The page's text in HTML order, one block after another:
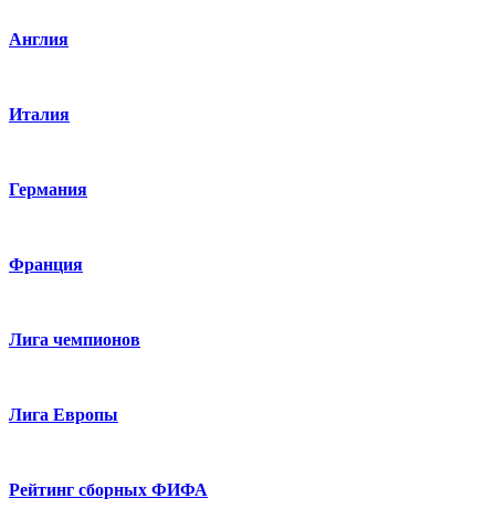
Англия
Италия
Германия
Франция
Лига чемпионов
Лига Европы
Рейтинг сборных ФИФА